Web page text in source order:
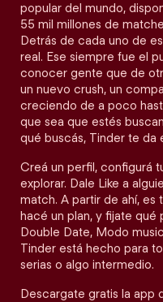
popular del mundo,
55 mil millones de
Detrás de cada uno de
real. Ese siempre fue el
conocer gente que de
un nuevo crush, un
creciendo de a poco
que sea que estés
qué buscás, Tinder te da
Creá un perfil, configurá
explorar. Dale Like a
match. A partir de ahí, es
hacé un plan, y fijate qué
Double Date, Modo
Tinder está hecho para
serias o algo intermedio.
Descargate gratis la app